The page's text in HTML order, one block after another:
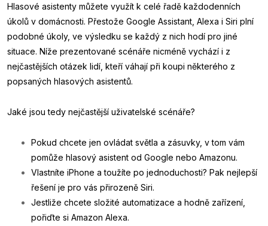
Hlasové asistenty můžete využít k celé řadě každodenních
úkolů v domácnosti. Přestože Google Assistant, Alexa i Siri plní
podobné úkoly, ve výsledku se každý z nich hodí pro jiné
situace. Níže prezentované scénáře nicméně vychází i z
nejčastějších otázek lidí, kteří váhají při koupi některého z
popsaných hlasových asistentů.
Jaké jsou tedy nejčastější uživatelské scénáře?
Pokud chcete jen ovládat světla a zásuvky, v tom vám
pomůže hlasový asistent od Google nebo Amazonu.
Vlastníte iPhone a toužíte po jednoduchosti? Pak nejlepší
řešení je pro vás přirozeně Siri.
Jestliže chcete složité automatizace a hodně zařízení,
pořiďte si Amazon Alexa.